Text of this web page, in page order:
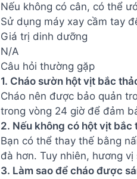
Nếu không có cân, có thể
Sử dụng máy xay cầm tay
Giá trị dinh dưỡng
N/A
Câu hỏi thường gặp
1. Cháo sườn hột vịt bắc
Cháo nên được bảo quản
trong vòng 24 giờ để đảm
2. Nếu không có hột vịt bắc
Bạn có thể thay thế bằng
đà hơn. Tuy nhiên, hương
3. Làm sao để cháo được